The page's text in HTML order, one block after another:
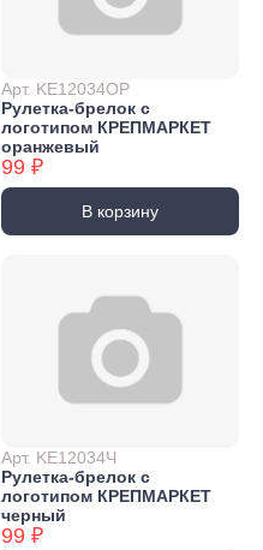
Арт. KE12034ОР
Рулетка-брелок с
логотипом КРЕПМАРКЕТ
оранжевый
99 ₽
В корзину
Арт. KE12034Ч
Рулетка-брелок с
логотипом КРЕПМАРКЕТ
черный
99 ₽